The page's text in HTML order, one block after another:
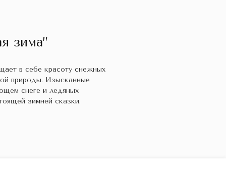
зима”
в себе красоту снежных
природы. Изысканные
снеге и ледяных
зимней сказки.